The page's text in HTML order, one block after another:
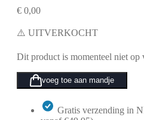
€ 0,00
⚠️ UITVERKOCHT
Dit product is momenteel niet op
voeg toe aan mandje
Gratis verzending in